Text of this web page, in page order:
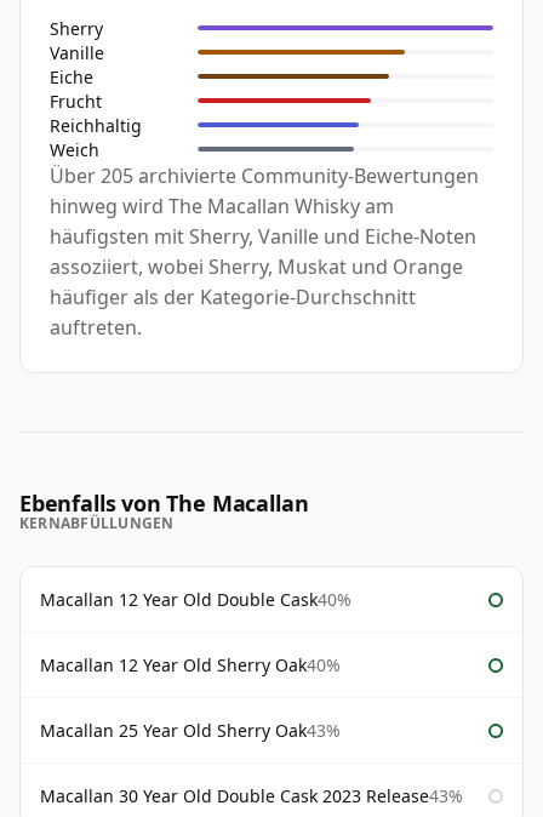
Sherry
Vanille
Eiche
Frucht
Reichhaltig
Weich
Über 205 archivierte Community-Bewertungen
hinweg wird The Macallan Whisky am
häufigsten mit Sherry, Vanille und Eiche-Noten
assoziiert, wobei Sherry, Muskat und Orange
häufiger als der Kategorie-Durchschnitt
auftreten.
Ebenfalls von The Macallan
KERNABFÜLLUNGEN
Macallan 12 Year Old Double Cask40%
Macallan 12 Year Old Sherry Oak40%
Macallan 25 Year Old Sherry Oak43%
Macallan 30 Year Old Double Cask 2023 Release43%